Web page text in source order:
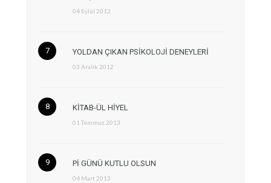
04 Eylül 2012
YOLDAN ÇIKAN PSİKOLOJİ DENEYLERİ
03 Aralık 2012
KİTAB-ÜL HİYEL
01 Temmuz 2013
Pİ GÜNÜ KUTLU OLSUN
04 Mart 2013